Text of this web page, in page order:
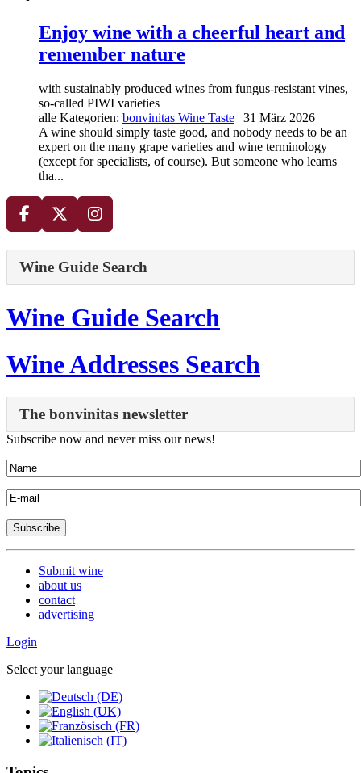
Enjoy wine with a cheerful heart and
remember nature
with sustainably produced wines from fungus-resistant vines,
so-called PIWI varieties
alle Kategorien: bonvinitas Wine Taste | 31 März 2026
A wine should simply taste good, and nobody needs to be an
expert on the many grape varieties and wine terminology
(except for specialists, of course). But someone who learns
tha...
Wine Guide Search
Wine Guide Search
Wine Addresses Search
The bonvinitas newsletter
Subscribe now and never miss our news!
Submit wine
about us
contact
advertising
Login
Select your language